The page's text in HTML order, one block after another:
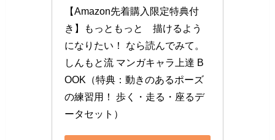
【Amazon先着購入限定特典付
き】もっともっと　描けるよう
になりたい！ なら読んでみて。
しんもと流 マンガキャラ上達 B
OOK（特典：動きのあるポーズ
の練習用！ 歩く・走る・座るデ
ータセット）